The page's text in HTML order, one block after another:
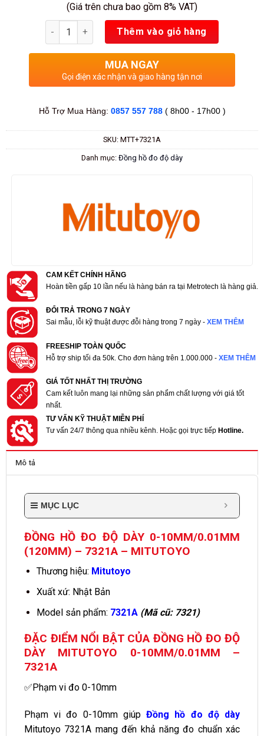
(Giá trên chưa bao gồm 8% VAT)
Số lượng Thêm vào giỏ hàng
MUA NGAY
Gọi điện xác nhận và giao hàng tận nơi
Hỗ Trợ Mua Hàng: 0857 557 788 ( 8h00 - 17h00 )
SKU: MTT+7321A
Danh mục: Đồng hồ đo độ dày
CAM KẾT CHÍNH HÃNG
Hoàn tiền gấp 10 lần nếu là hàng bán ra tại Metrotech là hàng giả.
ĐỔI TRẢ TRONG 7 NGÀY
Sai mẫu, lỗi kỹ thuật được đỗi hàng trong 7 ngày - XEM THÊM
FREESHIP TOÀN QUỐC
Hỗ trợ ship tối đa 50k. Cho đơn hàng trên 1.000.000 - XEM THÊM
GIÁ TỐT NHẤT THỊ TRƯỜNG
Cam kết luôn mang lại những sản phẩm chất lượng với giá tốt
nhất.
TƯ VẤN KỸ THUẬT MIỄN PHÍ
Tư vấn 24/7 thông qua nhiều kênh. Hoặc gọi trực tiếp Hotline.
Mô tả
MỤC LỤC
ĐỒNG HỒ ĐO ĐỘ DÀY 0-10MM/0.01MM
(120MM) – 7321A – MITUTOYO
Thương hiệu: Mitutoyo
Xuất xứ: Nhật Bản
Model sản phẩm: 7321A (Mã cũ: 7321)
ĐẶC ĐIỂM NỔI BẬT CỦA ĐỒNG HỒ ĐO ĐỘ
DÀY MITUTOYO 0-10MM/0.01MM –
7321A
✅Phạm vi đo 0-10mm
Phạm vi đo 0-10mm giúpĐồng hồ đo độ dày
Mitutoyo 7321A mang đến khả năng đo chuẩn xác